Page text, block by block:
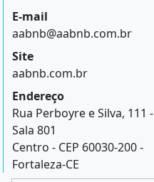
E-mail
aabnb@aabnb.com.br
Site
aabnb.com.br
Endereço
Rua Perboyre e Silva, 111 -
Sala 801
Centro - CEP 60030-200 -
Fortaleza-CE